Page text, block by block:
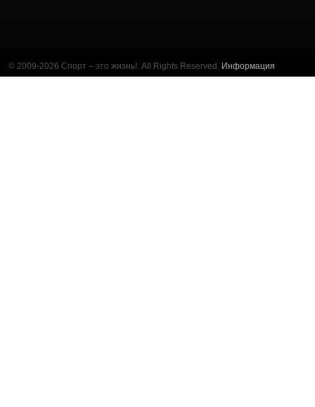
© 2009-2026 Спорт – это жизнь!. All Rights Reserved. Информация